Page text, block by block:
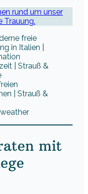
rund um unser
Trauung.
mit